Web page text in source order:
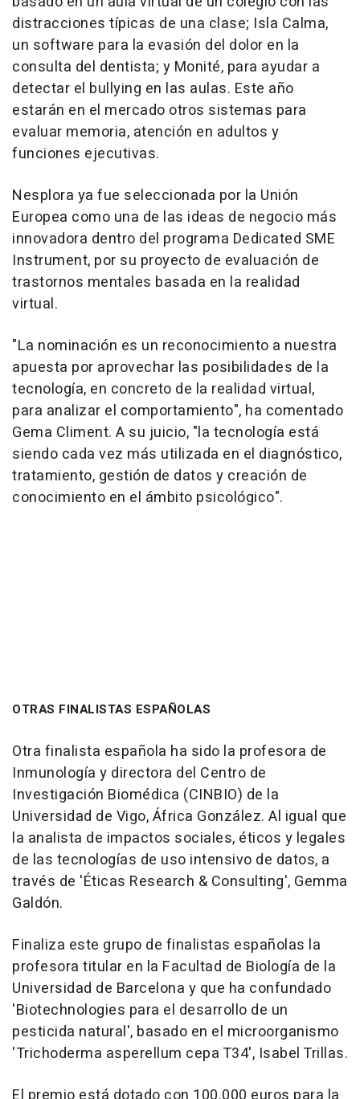
distracciones típicas de una clase; Isla Calma,
un software para la evasión del dolor en la
consulta del dentista; y Monité, para ayudar a
detectar el bullying en las aulas. Este año
estarán en el mercado otros sistemas para
evaluar memoria, atención en adultos y
funciones ejecutivas.
Nesplora ya fue seleccionada por la Unión
Europea como una de las ideas de negocio más
innovadora dentro del programa Dedicated SME
Instrument, por su proyecto de evaluación de
trastornos mentales basada en la realidad
virtual.
"La nominación es un reconocimiento a nuestra
apuesta por aprovechar las posibilidades de la
tecnología, en concreto de la realidad virtual,
para analizar el comportamiento", ha comentado
Gema Climent. A su juicio, "la tecnología está
siendo cada vez más utilizada en el diagnóstico,
tratamiento, gestión de datos y creación de
conocimiento en el ámbito psicológico".
OTRAS FINALISTAS ESPAÑOLAS
Otra finalista española ha sido la profesora de
Inmunología y directora del Centro de
Investigación Biomédica (CINBIO) de la
Universidad de Vigo, África González. Al igual que
la analista de impactos sociales, éticos y legales
de las tecnologías de uso intensivo de datos, a
través de 'Éticas Research & Consulting', Gemma
Galdón.
Finaliza este grupo de finalistas españolas la
profesora titular en la Facultad de Biología de la
Universidad de Barcelona y que ha confundado
'Biotechnologies para el desarrollo de un
pesticida natural', basado en el microorganismo
'Trichoderma asperellum cepa T34', Isabel Trillas.